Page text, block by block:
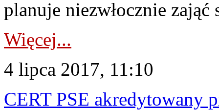
planuje niezwłocznie
Więcej...
4 lipca 2017, 11:10
CERT PSE akredytowany